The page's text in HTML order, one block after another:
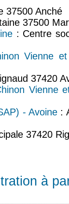
37500 Anché
37500
: Centre
Vienne
37420
Vienne
- Avoine:
37420
à